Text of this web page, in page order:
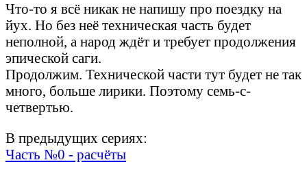
Что-то я всё никак не напишу про поездку на
йух. Но без неё техническая часть будет
неполной, а народ ждёт и требует продолжения
эпической саги.
Продолжим. Технической части тут будет не так
много, больше лирики. Поэтому семь-с-
четвертью.
В предыдущих сериях:
Часть №0 - расчёты